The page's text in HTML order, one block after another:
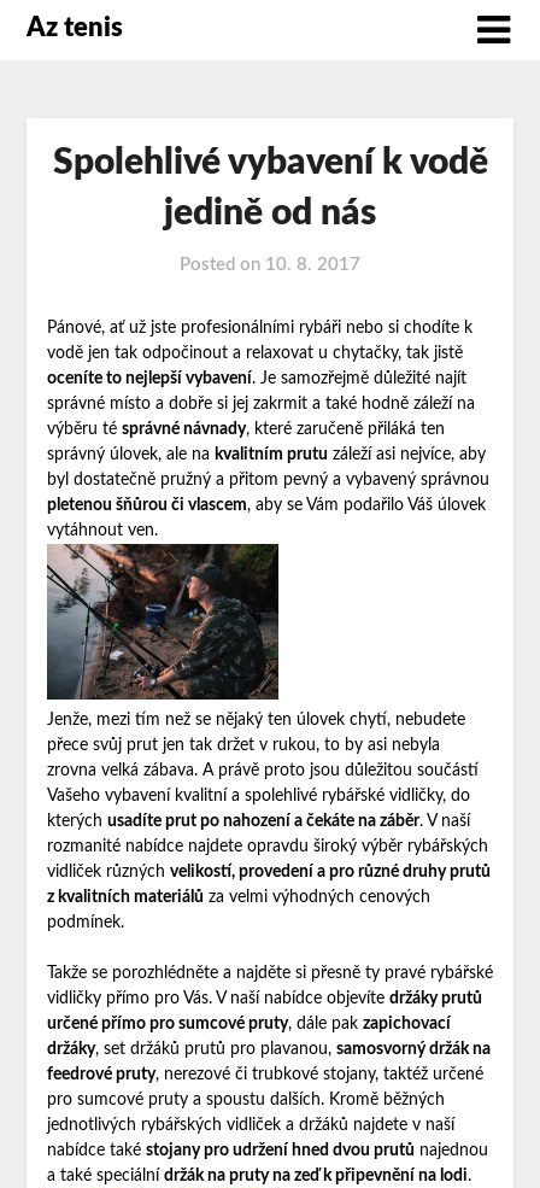
Az tenis
Spolehlivé vybavení k vodě
jedině od nás
Posted on 10. 8. 2017
Pánové, ať už jste profesionálními rybáři nebo si chodíte k
vodě jen tak odpočinout a relaxovat u chytačky, tak jistě
oceníte to nejlepší vybavení. Je samozřejmě důležité najít
správné místo a dobře si jej zakrmit a také hodně záleží na
výběru té správné návnady, které zaručeně přiláká ten
správný úlovek, ale na kvalitním prutu záleží asi nejvíce, aby
byl dostatečně pružný a přitom pevný a vybavený správnou
pletenou šňůrou či vlascem, aby se Vám podařilo Váš úlovek
vytáhnout ven.
Jenže, mezi tím než se nějaký ten úlovek chytí, nebudete
přece svůj prut jen tak držet v rukou, to by asi nebyla
zrovna velká zábava. A právě proto jsou důležitou součástí
Vašeho vybavení kvalitní a spolehlivé rybářské vidličky, do
kterých usadíte prut po nahození a čekáte na záběr. V naší
rozmanité nabídce najdete opravdu široký výběr rybářských
vidliček různých velikostí, provedení a pro různé druhy prutů
z kvalitních materiálů za velmi výhodných cenových
podmínek.
Takže se porozhlédněte a najděte si přesně ty pravé rybářské
vidličky přímo pro Vás. V naší nabídce objevíte držáky prutů
určené přímo pro sumcové pruty, dále pak zapichovací
držáky, set držáků prutů pro plavanou, samosvorný držák na
feedrové pruty, nerezové či trubkové stojany, taktéž určené
pro sumcové pruty a spoustu dalších. Kromě běžných
jednotlivých rybářských vidliček a držáků najdete v naší
nabídce také stojany pro udržení hned dvou prutů najednou
a také speciální držák na pruty na zeď k připevnění na lodi.